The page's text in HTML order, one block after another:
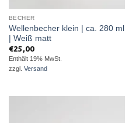
BECHER
Wellenbecher klein | ca. 280 ml
| Weiß matt
€25,00
Enthält 19% MwSt.
zzgl. Versand